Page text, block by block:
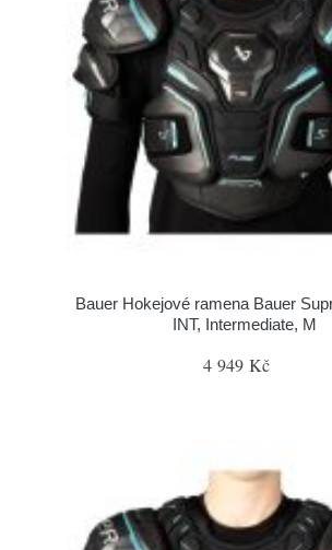
Bauer Hokejové ramena Bauer
INT, Intermediate, M
4 949 Kč